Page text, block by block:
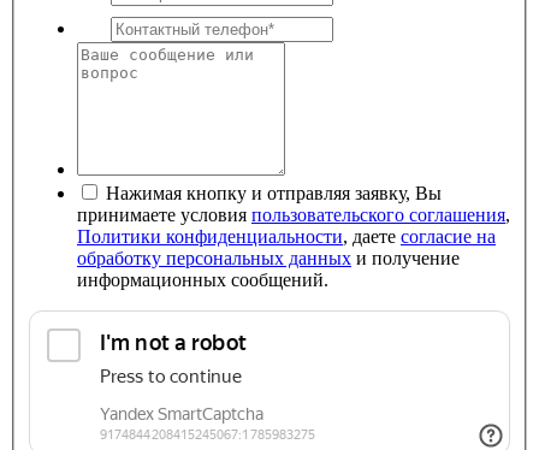
Нажимая кнопку и отправляя заявку, Вы
принимаете условия пользовательского соглашения,
Политики конфиденциальности, даете согласие на
обработку персональных данных и получение
информационных сообщений.